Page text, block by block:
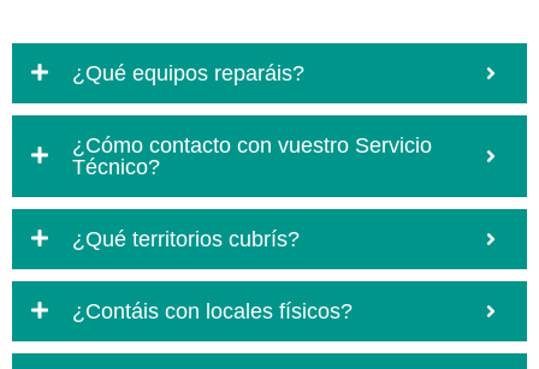
¿Qué equipos reparáis?
¿Cómo contacto con vuestro Servicio
Técnico?
¿Qué territorios cubrís?
¿Contáis con locales físicos?